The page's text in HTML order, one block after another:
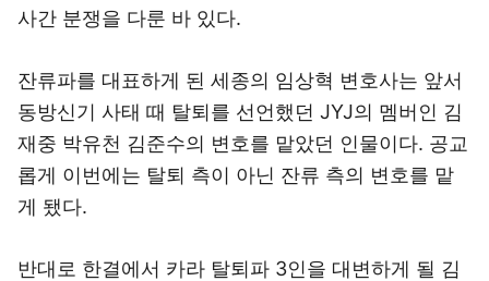
사간 분쟁을 다룬 바 있다.
잔류파를 대표하게 된 세종의 임상혁 변호사는 앞서
동방신기 사태 때 탈퇴를 선언했던 JYJ의 멤버인 김
재중 박유천 김준수의 변호를 맡았던 인물이다. 공교
롭게 이번에는 탈퇴 측이 아닌 잔류 측의 변호를 맡
게 됐다.
반대로 한결에서 카라 탈퇴파 3인을 대변하게 될 김